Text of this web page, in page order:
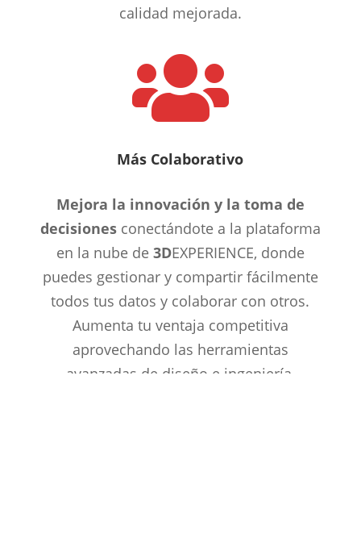
calidad mejorada.

Más Colaborativo
Mejora la innovación y la toma de
decisionesconectándote a la plataforma
en la nube de 3DEXPERIENCE, donde
puedes gestionar y compartir fácilmente
todos tus datos y colaborar con otros.
Aumenta tu ventaja competitiva
aprovechando las herramientas
avanzadas de diseño e ingeniería,